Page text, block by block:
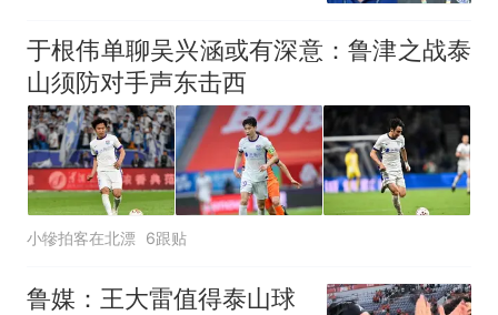
于根伟单聊吴兴涵或有深意：鲁津之战泰
山须防对手声东击西
小犙拍客在北漂 6跟贴
鲁媒：王大雷值得泰山球